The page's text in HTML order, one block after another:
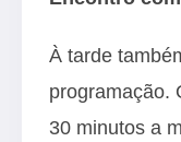
À tarde
programação.
30 minutos a